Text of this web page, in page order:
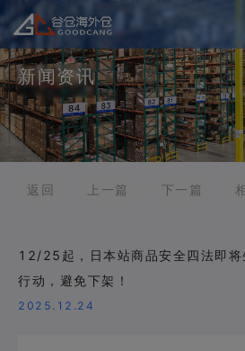
新闻资讯
返回 上一篇 下一篇
12/25起，日本站商品安全四法即将
行动，避免下架！
2025.12.24